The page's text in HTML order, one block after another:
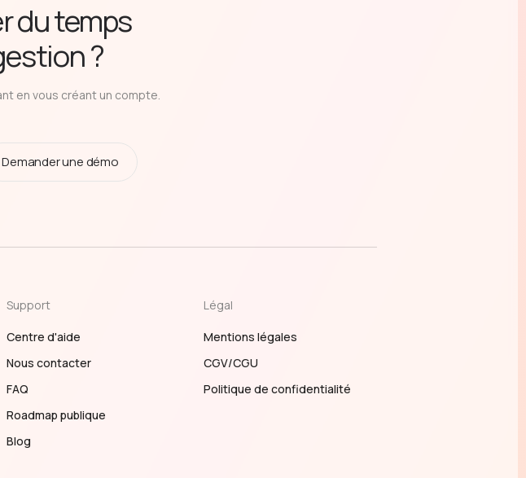
du temps
?
en vous créant un compte.
Demander une démo
Support
Centre d'aide
Nous contacter
FAQ
Roadmap publique
Blog
Légal
Mentions légales
CGV/CGU
Politique de confidentialité